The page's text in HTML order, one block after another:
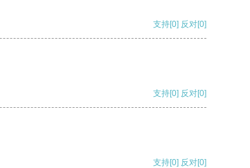
支持[0] 反对[0]
支持[0] 反对[0]
支持[0] 反对[0]